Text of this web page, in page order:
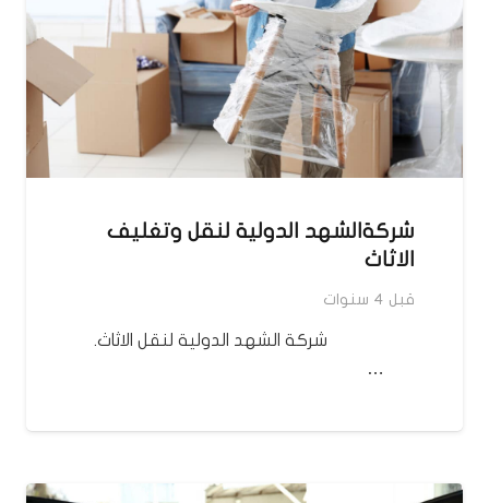
شركةالشهد الدولية لنقل وتغليف
الاثاث
قبل 4 سنوات
شركة الشهد الدولية لنقل الاثاث.
…